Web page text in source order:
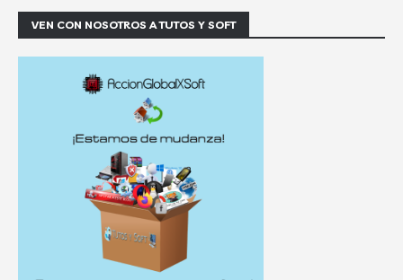
VEN CON NOSOTROS A TUTOS Y SOFT